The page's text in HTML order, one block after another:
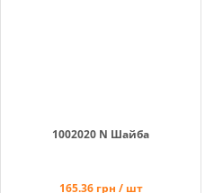
1002020 N Шайба
165.36 грн / шт